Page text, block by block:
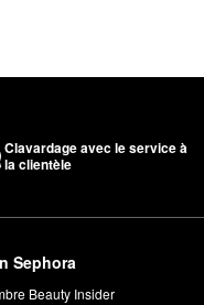
Clavardage avec le service à
la clientèle
Sephora
Beauty Insider